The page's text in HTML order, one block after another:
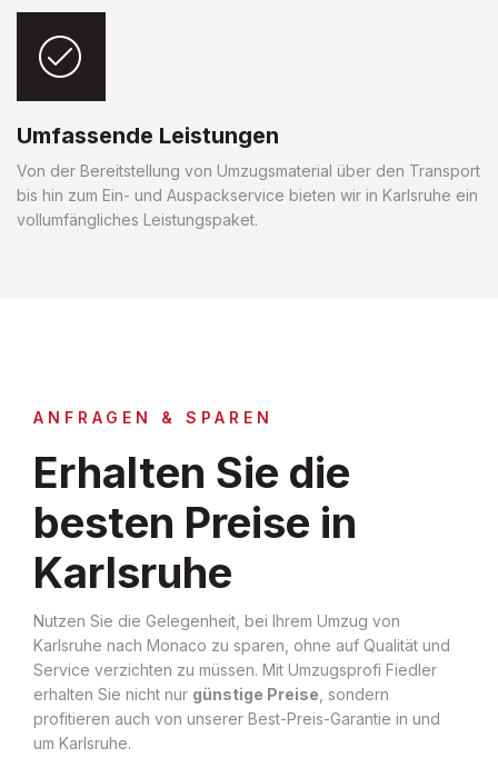
Umfassende Leistungen
Von der Bereitstellung von Umzugsmaterial über den Transport
bis hin zum Ein- und Auspackservice bieten wir in Karlsruhe ein
vollumfängliches Leistungspaket.
ANFRAGEN & SPAREN
Erhalten Sie die
besten Preise in
Karlsruhe
Nutzen Sie die Gelegenheit, bei Ihrem Umzug von
Karlsruhe nach Monaco zu sparen, ohne auf Qualität und
Service verzichten zu müssen. Mit Umzugsprofi Fiedler
erhalten Sie nicht nur günstige Preise , sondern
profitieren auch von unserer Best-Preis-Garantie in und
um Karlsruhe.